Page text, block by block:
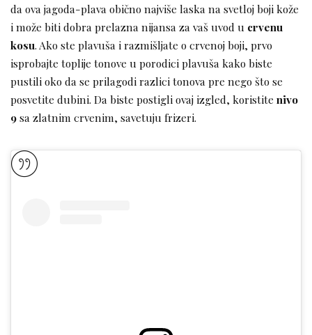
da ova jagoda-plava obično najviše laska na svetloj boji kože
i može biti dobra prelazna nijansa za vaš uvod u crvenu
kosu. Ako ste plavuša i razmišljate o crvenoj boji, prvo
isprobajte toplije tonove u porodici plavuša kako biste
pustili oko da se prilagodi razlici tonova pre nego što se
posvetite dubini. Da biste postigli ovaj izgled, koristite nivo
9sa zlatnim crvenim, savetuju frizeri.